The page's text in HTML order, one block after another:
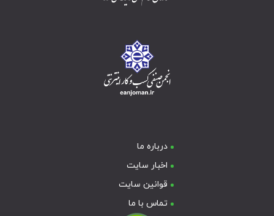
درباره ما
اخبار سایت
قوانین سایت
تماس با ما